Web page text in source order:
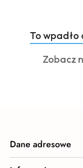
PomińProdukty
o
statusie:
To wpadło
Produkty
Zobacz
Dane adresowe